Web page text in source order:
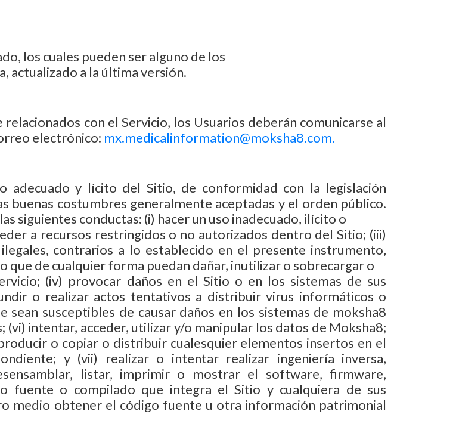
los cuales pueden ser alguno de los
actualizado a la última versión.
con el Servicio, los Usuarios deberán comunicarse al
electrónico: mx.medicalinformation@moksha8.com.
adecuado y lícito del Sitio, de conformidad con la legislación
buenas costumbres generalmente aceptadas y el orden público.
siguientes conductas: (i) hacer un uso inadecuado, ilícito o
a recursos restringidos o no autorizados dentro del Sitio; (iii)
contrarios a lo establecido en el presente instrumento,
que de cualquier forma puedan dañar, inutilizar o sobrecargar o
(iv) provocar daños en el Sitio o en los sistemas de sus
o realizar actos tentativos a distribuir virus informáticos o
susceptibles de causar daños en los sistemas de moksha8
intentar, acceder, utilizar y/o manipular los datos de Moksha8;
o copiar o distribuir cualesquier elementos insertos en el
y (vii) realizar o intentar realizar ingeniería inversa,
listar, imprimir o mostrar el software, firmware,
fuente o compilado que integra el Sitio y cualquiera de sus
medio obtener el código fuente u otra información patrimonial